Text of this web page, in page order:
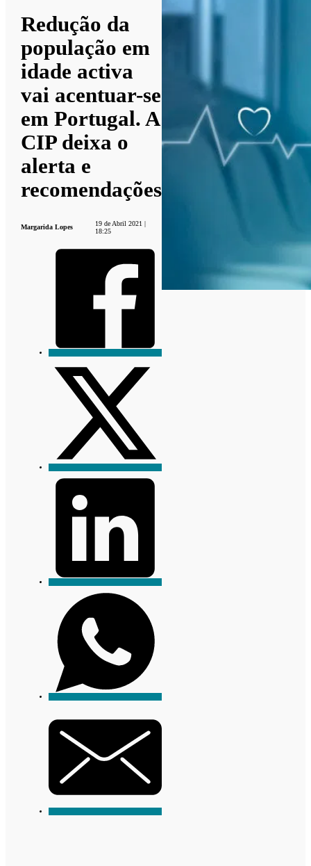
Redução da
população em
idade activa
vai acentuar-se
em Portugal. A
CIP deixa o
alerta e
recomendações
Margarida Lopes
19 de Abril 2021 |
18:25